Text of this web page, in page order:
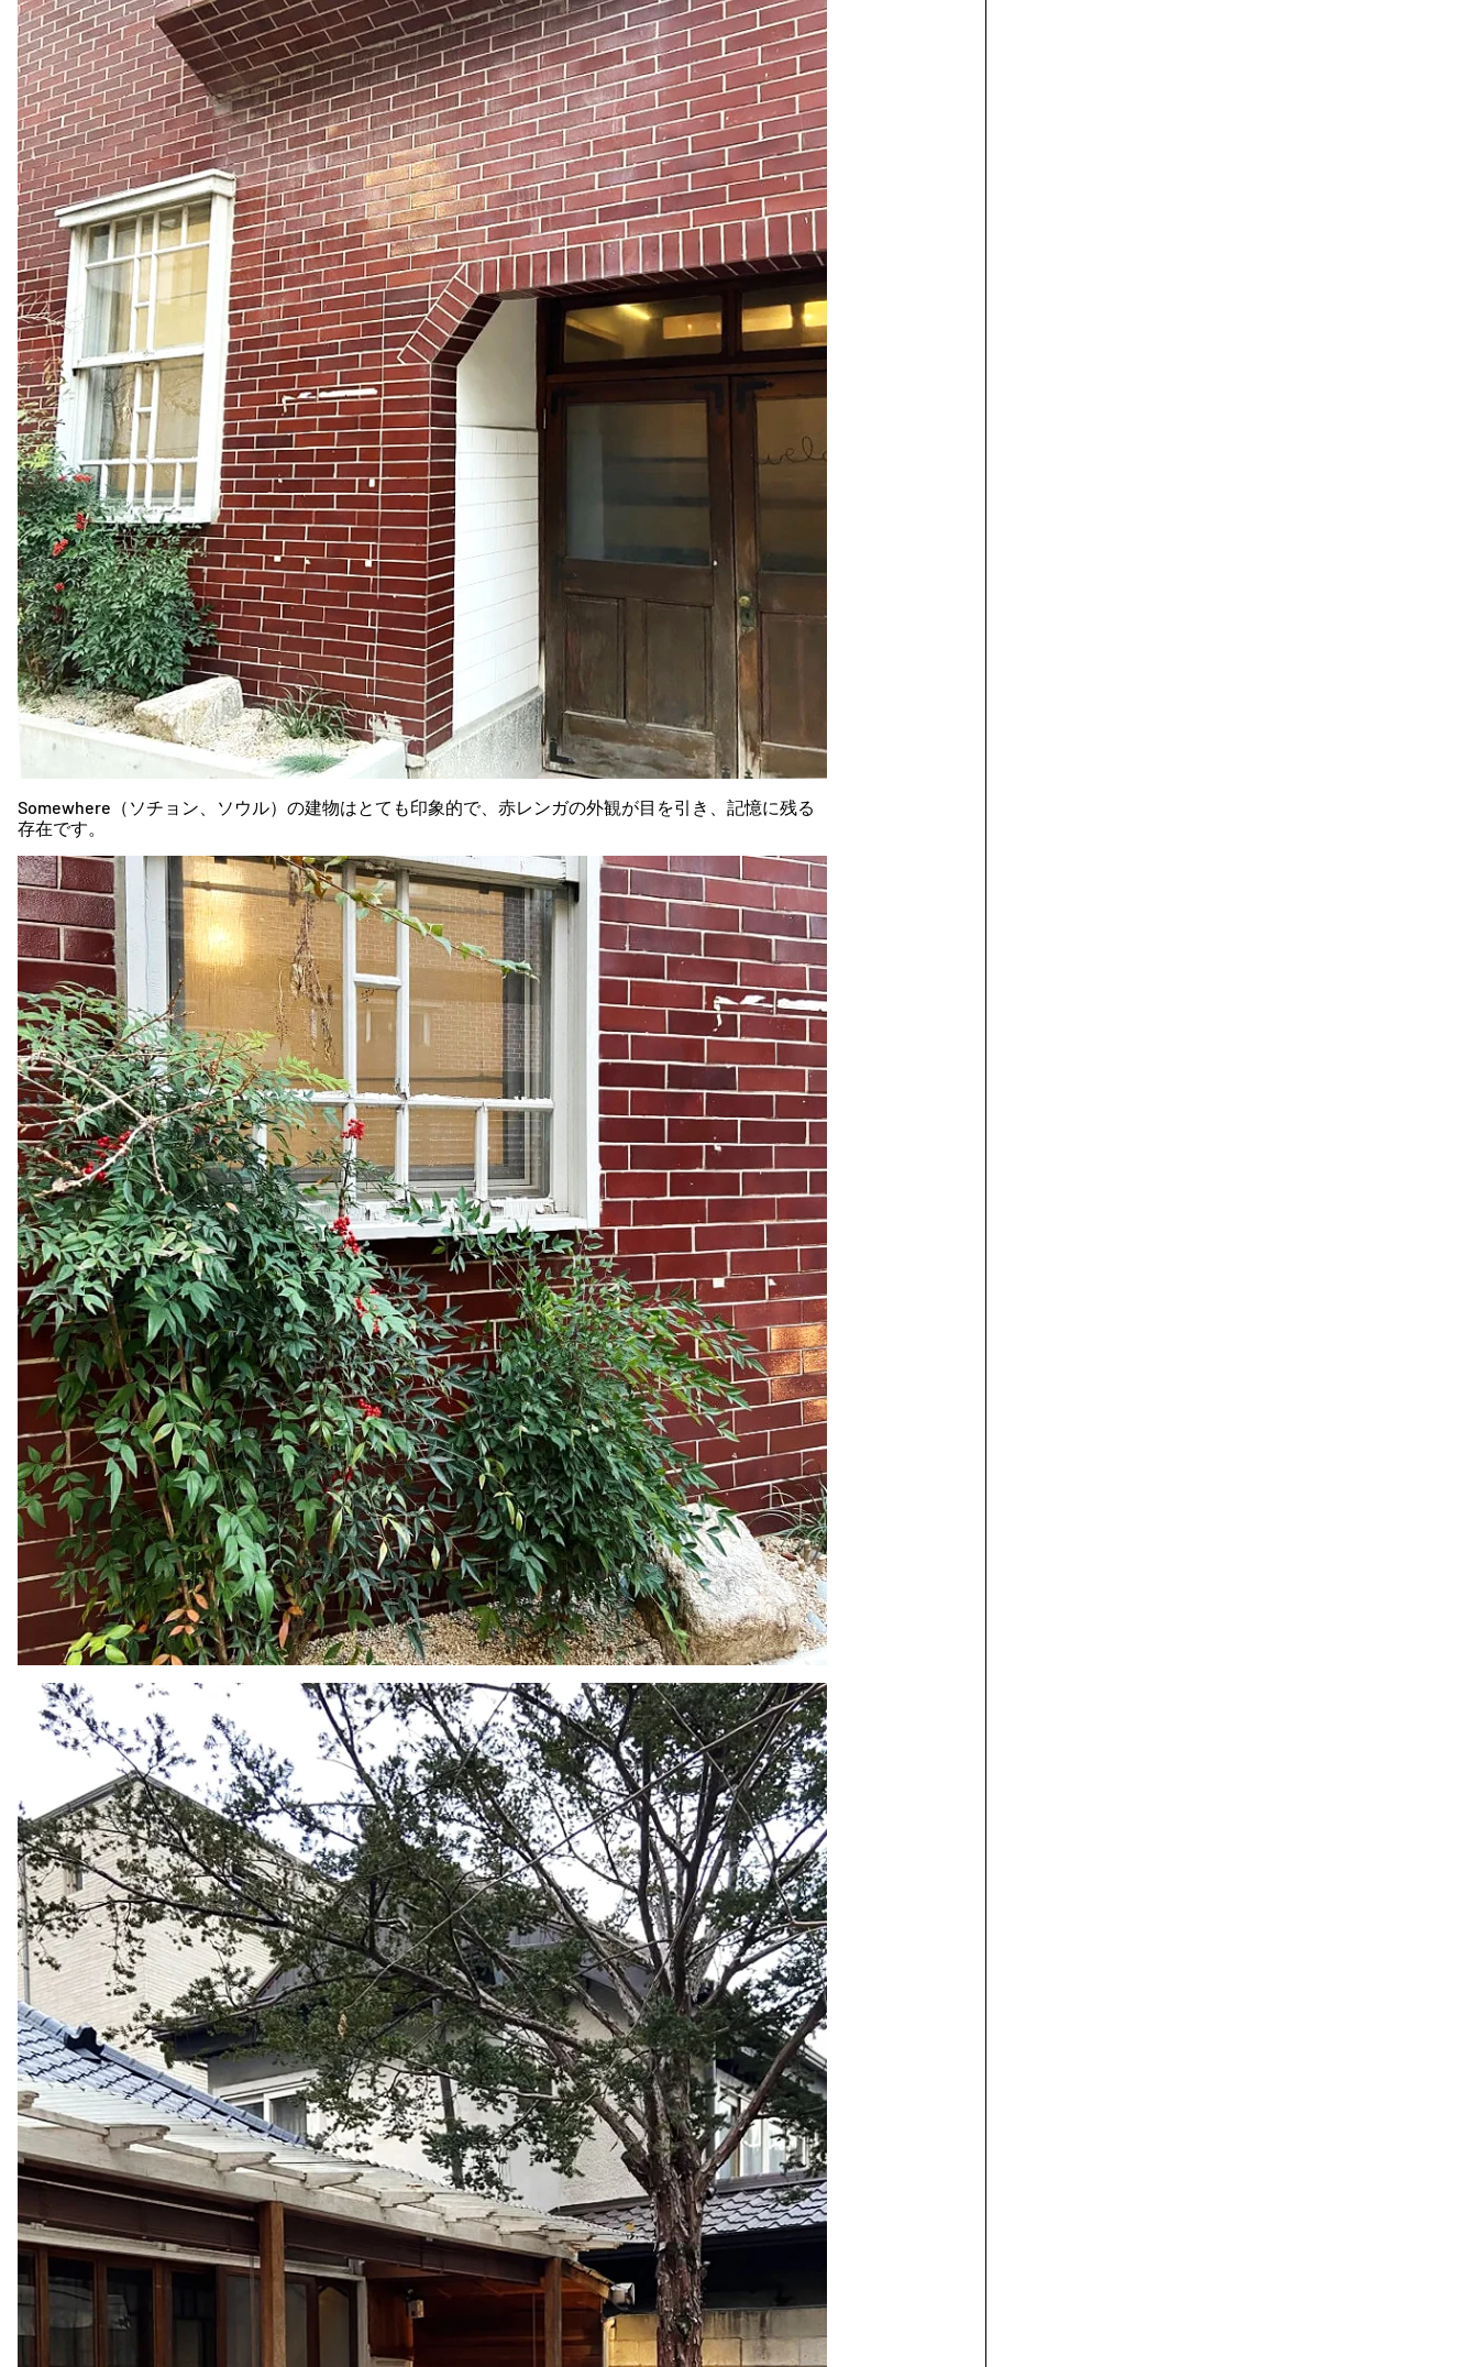
Somewhere（ソチョン、ソウル）の建物はとても印象的で、赤レンガの外観が目を引き、記憶に残る
存在です。